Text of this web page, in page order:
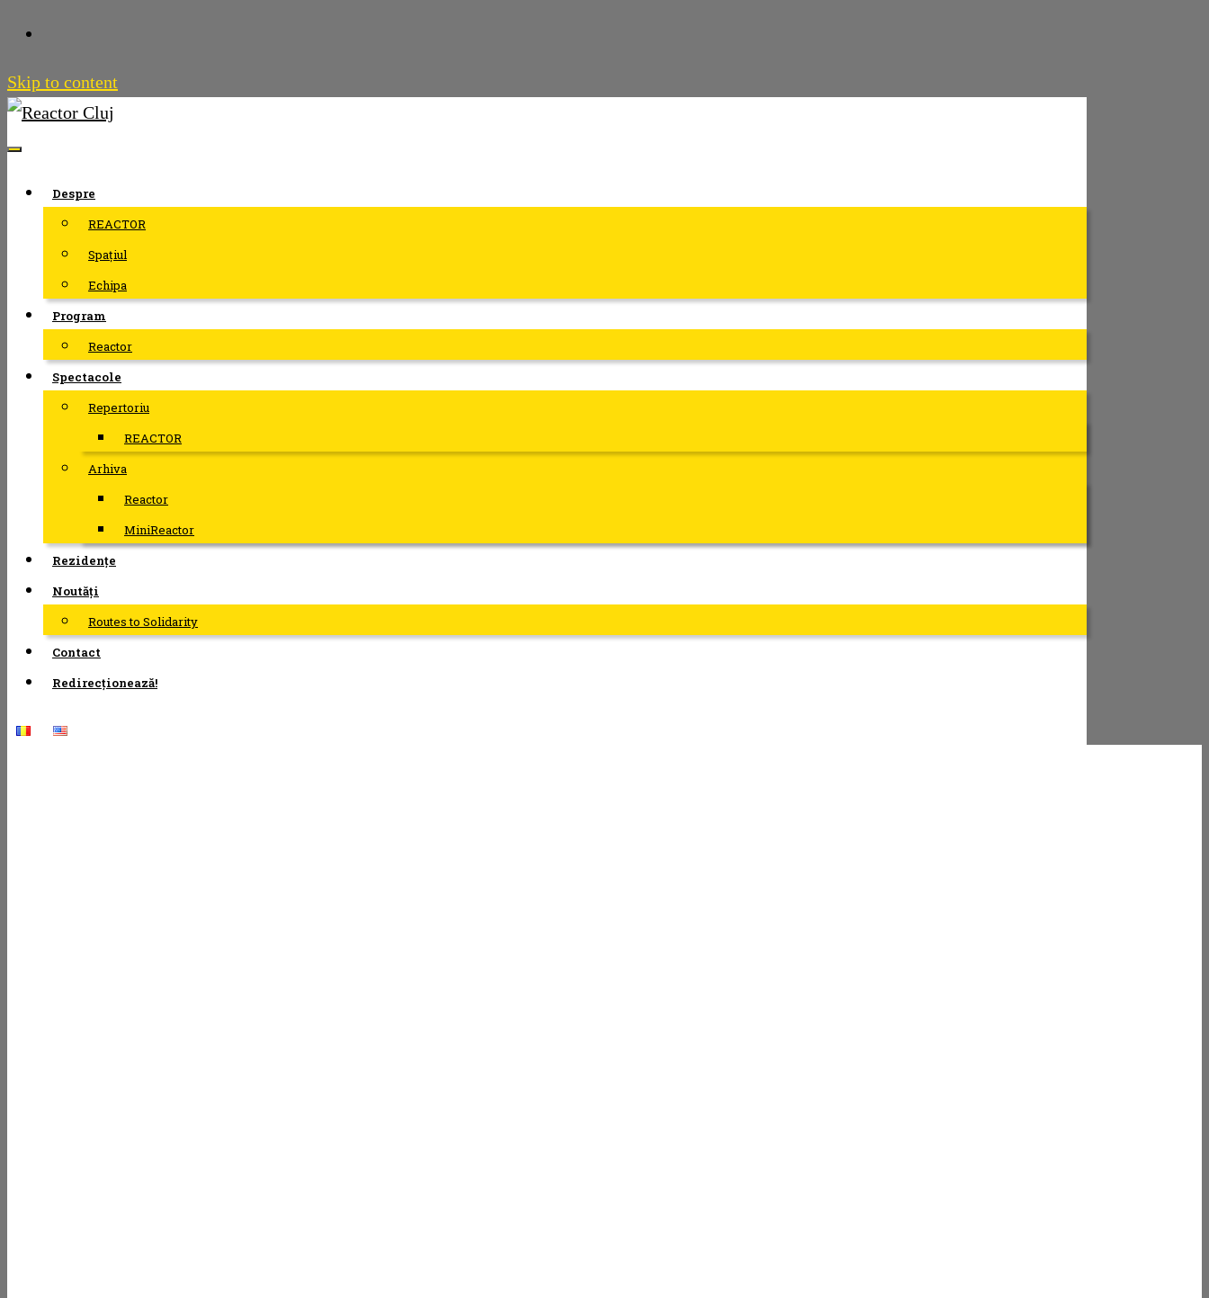
Skip to content
Despre
REACTOR
Spațiul
Echipa
Program
Reactor
Spectacole
Repertoriu
REACTOR
Arhiva
Reactor
MiniReactor
Rezidențe
Noutăți
Routes to Solidarity
Contact
Redirecționează!